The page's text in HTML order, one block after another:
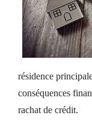
résidence
conséquences
rachat de crédit.
Espace
client
contacter